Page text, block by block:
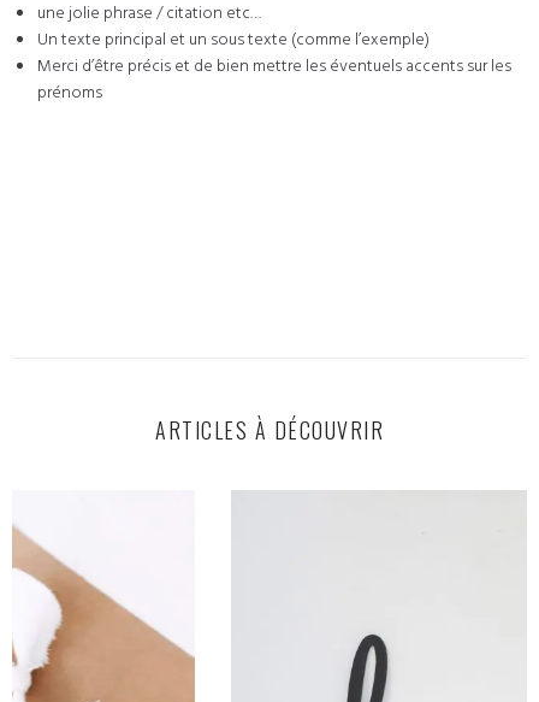
une jolie phrase / citation etc…
Un texte principal et un sous texte (comme l’exemple)
Merci d’être précis et de bien mettre les éventuels accents sur les
prénoms
ARTICLES À DÉCOUVRIR